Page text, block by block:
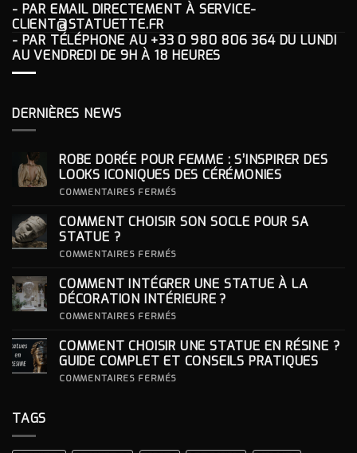
- PAR EMAIL DIRECTEMENT À SERVICE-
CLIENT@STATUETTE.FR
- PAR TÉLÉPHONE AU +33 0 980 806 364DU LUNDI
AU VENDREDI DE 9H À 18 HEURES
DERNIÈRES NEWS
ROBE DORÉE POUR FEMME : S’INSPIRER DES
LOOKS ICONIQUES DES CÉRÉMONIES
COMMENTAIRES FERMÉS
POUR
ICONIQUES
DES
CÉRÉMONIES
COMMENT CHOISIR SON SOCLE POUR SA
STATUE ?
COMMENTAIRES FERMÉS
SON
SOCLE
POUR
COMMENT INTÉGRER UNE STATUE À LA
DÉCORATION INTÉRIEURE ?
COMMENTAIRES FERMÉS
UNE
STATUE
À
COMMENT CHOISIR UNE STATUE EN RÉSINE ?
GUIDE COMPLET ET CONSEILS PRATIQUES
COMMENTAIRES FERMÉS
?
TAGS